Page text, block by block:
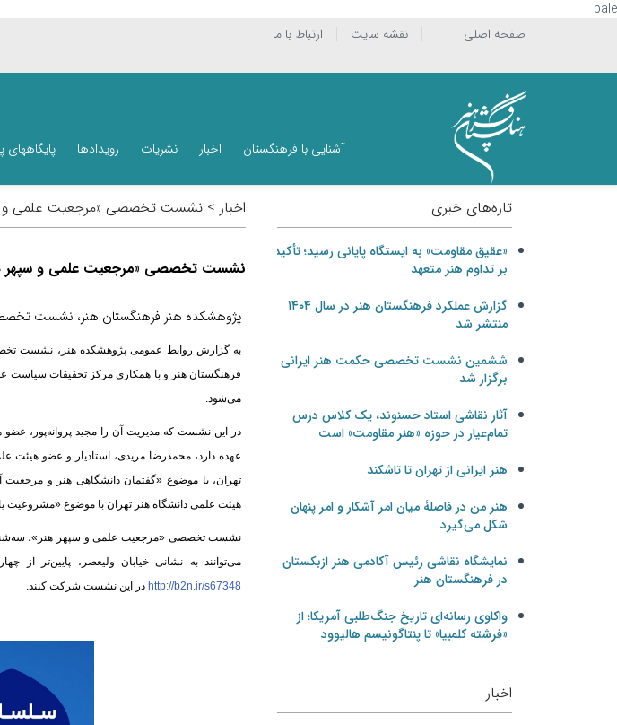
pale
ارتباط با ما نقشه سایت صفحه اصلی
آشنایی با فرهنگستان اخبار نشریات رویدادها
اخبار > نشست تخصصی «مرجعیت علمی و
نشست تخصصی «مرجعیت علمی و سپهر
پژوهشکده هنر فرهنگستان هنر، نشست
به گزارش روابط‌ عمومی پژوهشکده هنر، نشست
فرهنگستان هنر و با همکاری مرکز تحقیقات سیاست
می‌شود.
در این نشست که مدیریت آن را مجید پروانه‌پور،
عهده دارد، محمدرضا مریدی، استادیار و عضو هیئت
تهران، با موضوع «گفتمان دانشگاهی هنر و
هیئت علمی دانشگاه هنر تهران با موضوع «مشروعیت
می‌توانند به نشانی خیابان ولیعصر، پایین‌تر از چهارراه طالقانی، شماره 1552، تالار گلستان هنر
http://b2n.ir/s67348 در این نشست شرکت کنند.
تازه‌های خبری
«عقیق مقاومت» به ایستگاه پایانی رسید؛ تأکید
بر تداوم هنر متعهد
گزارش عملکرد فرهنگستان هنر در سال ۱۴۰۴
منتشر شد
ششمین نشست تخصصی حکمت هنر ایرانی
برگزار شد
آثار نقاشی استاد حسنوند، یک کلاس درس
تمام‌عیار در حوزه «هنر مقاومت» است
هنر ایرانی از تهران تا تاشکند
هنر من در فاصلۀ میان امر آشکار و امر پنهان
شکل می‌گیرد
نمایشگاه نقاشی رئیس آکادمی هنر ازبکستان
در فرهنگستان هنر
واکاوی رسانه‌ای تاریخ جنگ‌طلبی آمریکا؛ از
«فرشته کلمبیا» تا پنتاگونیسم هالیوود
اخبار